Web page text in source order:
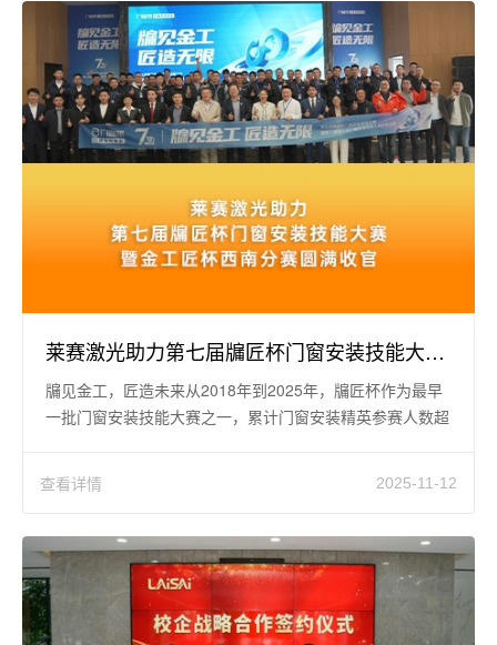
莱赛激光助力第七届牖匠杯门窗安装技能大赛暨金工匠杯西南分赛圆满收官！
牖见金工，匠造未来从2018年到2025年，牖匠杯作为最早
一批门窗安装技能大赛之一，累计门窗安装精英参赛人数超
查看详情
2025-11-12